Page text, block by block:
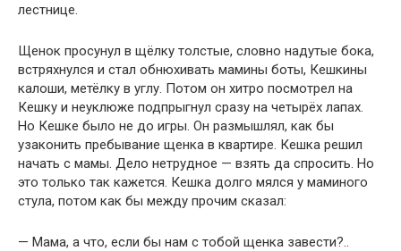
лестнице.
Щенок просунул в щёлку толстые, словно надутые бока,
встряхнулся и стал обнюхивать мамины боты, Кешкины
калоши, метёлку в углу. Потом он хитро посмотрел на
Кешку и неуклюже подпрыгнул сразу на четырёх лапах.
Но Кешке было не до игры. Он размышлял, как бы
узаконить пребывание щенка в квартире. Кешка решил
начать с мамы. Дело нетрудное — взять да спросить. Но
это только так кажется. Кешка долго мялся у маминого
стула, потом как бы между прочим сказал:
— Мама, а что, если бы нам с тобой щенка завести?..